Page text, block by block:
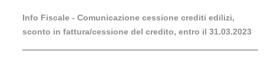
Info Fiscale - Comunicazione cessione crediti edilizi,
sconto in fattura/cessione del credito, entro il 31.03.2023